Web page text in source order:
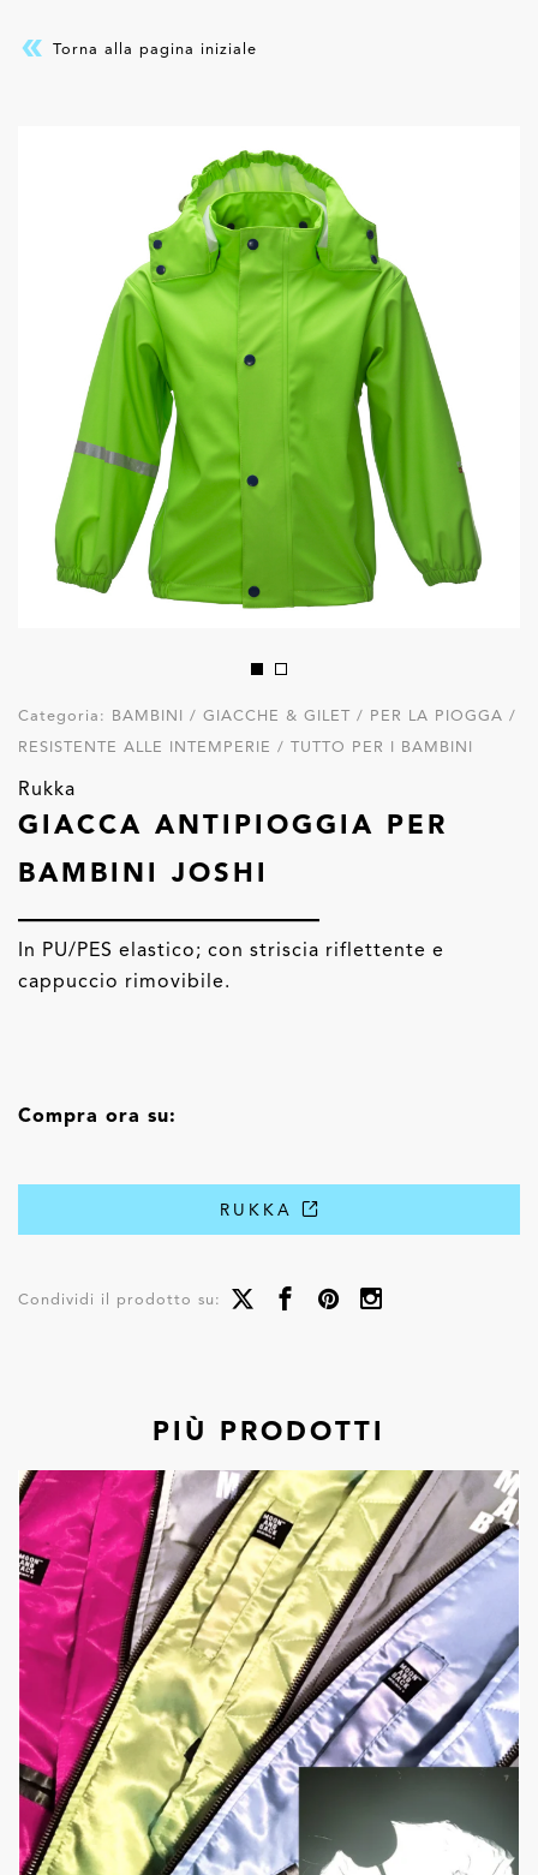
Torna alla pagina iniziale
Categoria: BAMBINI / GIACCHE & GILET / PER LA PIOGGA /
RESISTENTE ALLE INTEMPERIE / TUTTO PER I BAMBINI
Rukka
GIACCA ANTIPIOGGIA PER
BAMBINI JOSHI
In PU/PES elastico; con striscia riflettente e
cappuccio rimovibile.
Compra ora su:
RUKKA
Condividi il prodotto su:
PIÙ PRODOTTI